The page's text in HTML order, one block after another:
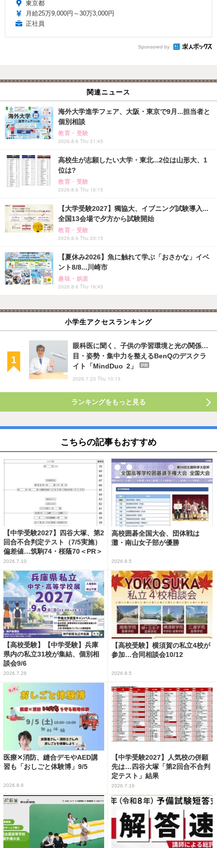
東京都
月給25万9,000円～30万3,000円
正社員
Sponsored by
関連ニュース
海外大学進学フェア、大阪・東京で9月...担当者と
個別相談
教育・受験
2026.8.6 Thu 21:45
高校生が志願したい大学・東北...2位は山形大、1
位は?
教育・受験
2026.8.6 Thu 16:15
【大学受験2027】獨協大、イブニング試験導入...
全国13会場で夕方から試験開始
教育・受験
2026.8.6 Thu 20:15
【夏休み2026】魚に触れて学ぶ「おさかな」イベ
ント8/8...川崎市
趣味・娯楽
2026.8.6 Thu 16:45
小学生アクセスランキング
眼科医に聞く、子供の学習環境と光の関係…
目・姿勢・集中力を整えるBenQのデスクラ
イト「MindDuo 2」
PR
2026.7.23 Thu 10:15
ランキングをもっと見る
こちらの記事もおすすめ
【中学受験2027】四谷大塚、第2
回合不合判定テスト（7/5実施）
偏差値…筑駒74・桜蔭70＜PR＞
2026.7.10
高校囲碁全国大会、団体戦は
灘・南山女子部が優勝
2026.8.5
【高校受験】【中学受験】兵庫
県内の私立31校が集結、個別相
談会9/6
2026.7.28
【高校受験】横須賀の私立4校が
参加…合同相談会10/12
2026.8.5
医療✕消防、縫合デモやAED講
習も「おしごと体験博」9/5
2026.8.6
【中学受験2027】人気校の併願
先は…四谷大塚「第2回合不合判
定テスト」結果
2026.7.16